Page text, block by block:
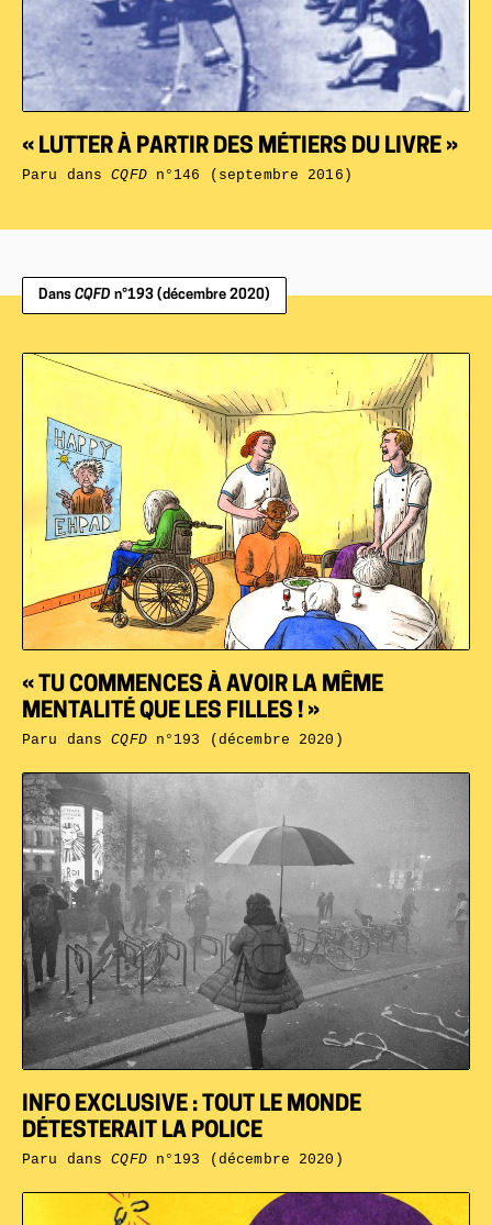
« LUTTER À PARTIR DES MÉTIERS DU LIVRE »
Paru dansCQFDn°146 (septembre 2016)
Dans CQFD n°193 (décembre 2020)
INFO EXCLUSIVE : TOUT LE MONDE
DÉTESTERAIT LA POLICE
Paru dansCQFDn°193 (décembre 2020)
« TU COMMENCES À AVOIR LA MÊME
MENTALITÉ QUE LES FILLES ! »
Paru dansCQFDn°193 (décembre 2020)